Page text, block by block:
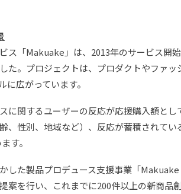
ス「Makuake」は、2013年のサービス開
た。プロジェクトは、プロダクトやファ
広がっています。
に関するユーザーの反応が応援購入額と
、性別、地域など）、反応が蓄積されて
す。
した製品プロデュース支援事業「
案を行い、これまでに200件以上の新商品